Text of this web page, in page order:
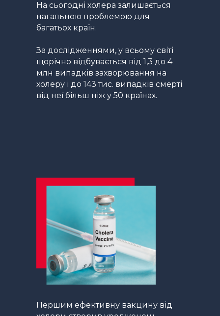
На сьогодні холера залишається
нагальною проблемою для
багатьох країн.
За дослідженнями, у всьому світі
щорічно відбувається від 1,3 до 4
млн випадків захворювання на
холеру і до 143 тис. випадків смерті
від неї більш ніж у 50 країнах.
Першим ефективну вакцину від